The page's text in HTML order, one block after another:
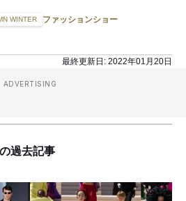
WINTER ファッションショー
最終更新日: 2022年01月20日
ADVERTISING
過去記事